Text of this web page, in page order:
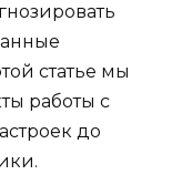
статье мы
работы с
до